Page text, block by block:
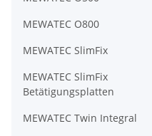
MEWATEC O800
MEWATEC SlimFix
MEWATEC SlimFix
Betätigungsplatten
MEWATEC Twin Integral